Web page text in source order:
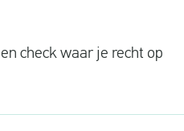
en check waar je recht op